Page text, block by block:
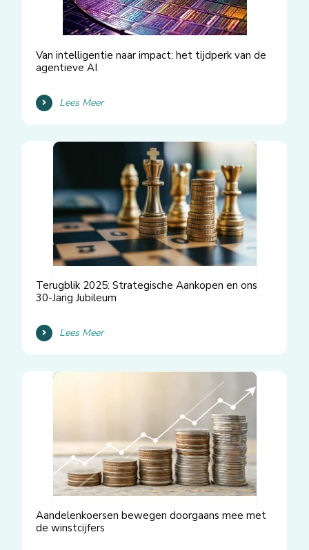
Van intelligentie naar impact: het tijdperk van de
agentieve AI
Lees Meer
Terugblik 2025: Strategische Aankopen en ons
30-Jarig Jubileum
Lees Meer
Aandelenkoersen bewegen doorgaans mee met
de winstcijfers